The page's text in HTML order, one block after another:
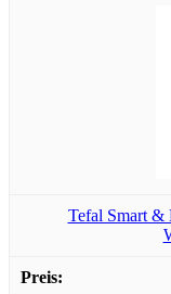
Tefal Smart &